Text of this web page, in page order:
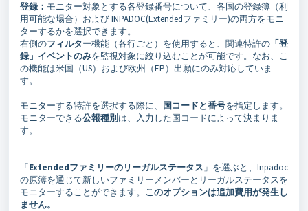
登録： モニター対象とする各登録番号について、各国の登録簿（利
用可能な場合）および INPADOC(Extendedファミリー)の両方をモニ
ターするかを選択できます。
右側のフィルター機能（各行ごと）を使用すると、関連特許の 「登
録」イベントのみを監視対象に絞り込むことが可能です。なお、こ
の機能は米国（US）および欧州（EP）出願にのみ対応していま
す。
モニターする特許を選択する際に、 国コードと番号を指定します。
モニターできる公報種別 は、入力した国コードによって決まりま
す。
「Extendedファミリーのリーガルステータス 」を選ぶと、Inpadoc
の原簿を通じて新しいファミリーメンバーとリーガルステータスを
モニターすることができます。 このオプションは追加費用が発生し
ません。